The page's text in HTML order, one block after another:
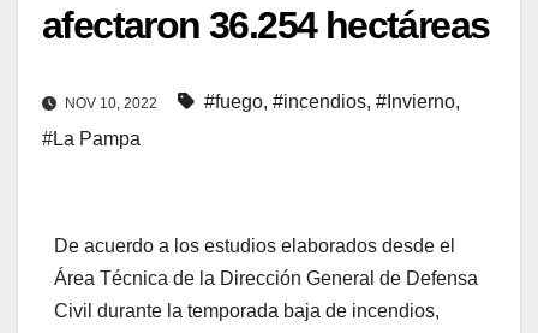
afectaron 36.254 hectáreas
NOV 10, 2022 #fuego, #incendios, #Invierno,
#La Pampa
De acuerdo a los estudios elaborados desde el
Área Técnica de la Dirección General de Defensa
Civil durante la temporada baja de incendios,